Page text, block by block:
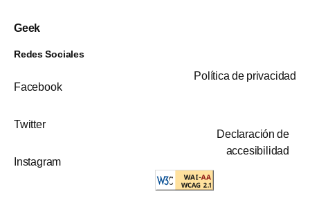
Geek
Redes Sociales
Facebook
Twitter
Instagram
Política de privacidad
Declaración de
accesibilidad